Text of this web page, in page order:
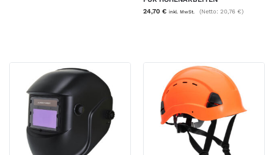
24,70 € inkl. MwSt. (Netto: 20,76 €)